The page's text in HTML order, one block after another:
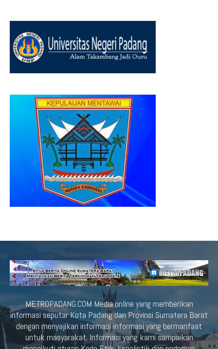
METROPADANG.COM Media online yang memberikan
informasi seputar Kota Padang dan Provinsi Sumatera Barat
dengan menyajikan informasi-informasi yang bermanfaat
untuk masyarakat. Informasi yang kami sampaikan